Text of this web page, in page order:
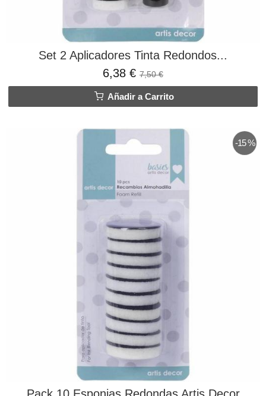
Set 2 Aplicadores Tinta Redondos...
6,38 € 7,50 €
Añadir a Carrito
-15 %
Pack 10 Esponjas Redondas Artis Decor